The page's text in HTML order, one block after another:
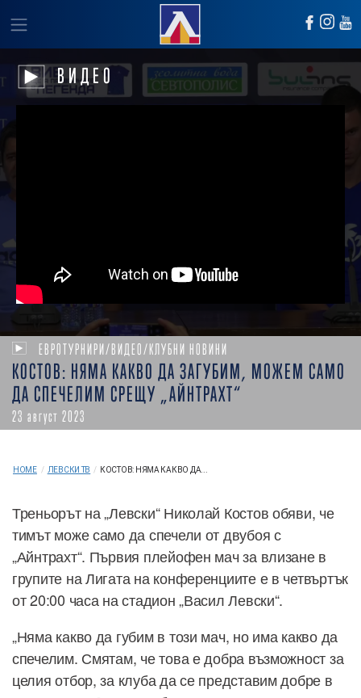
ВИДЕО
ЕВРОТУРНИРИ/ВИДЕО/КЛУБНИ НОВИНИ
КОСТОВ: НЯМА КАКВО ДА ЗАГУБИМ, МОЖЕМ САМО
ДА СПЕЧЕЛИМ СРЕЩУ „АЙНТРАХТ“
23 август 2023
HOME / ЛЕВСКИ ТВ / КОСТОВ: НЯМА КАКВО ДА...
Треньорът на „Левски“ Николай Костов обяви, че
тимът може само да спечели от двубоя с
„Айнтрахт“. Първия плейофен мач за влизане в
групите на Лигата на конференциите е в четвъртък
от 20:00 часа на стадион „Васил Левски“.
„Няма какво да губим в този мач, но има какво да
спечелим. Смятам, че това е добра възможност за
целия отбор, за клуба да се представим добре в